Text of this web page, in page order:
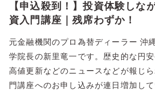
【申込殺到！】投資体験しな
資入門講座｜残席わずか！
元金融機関のプロ為替ディーラー 沖
学院長の新里竜一です。歴史的な円
高値更新などのニュースなどが報じ
門講座へのお申し込みが連日増加し